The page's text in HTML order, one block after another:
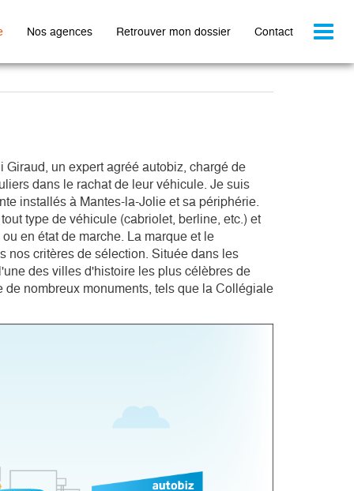
Nos agences Retrouver mon dossier Contact
Giraud, un expert agréé autobiz, chargé de
dans le rachat de leur véhicule. Je suis
installés à Mantes-la-Jolie et sa périphérie.
type de véhicule (cabriolet, berline, etc.) et
en état de marche. La marque et le
nos critères de sélection. Située dans les
des villes d'histoire les plus célèbres de
de nombreux monuments, tels que la Collégiale